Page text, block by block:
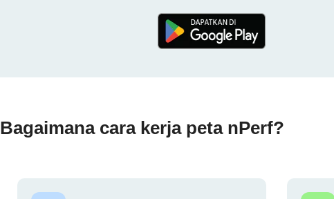
Bagaimana cara kerja peta nPerf?